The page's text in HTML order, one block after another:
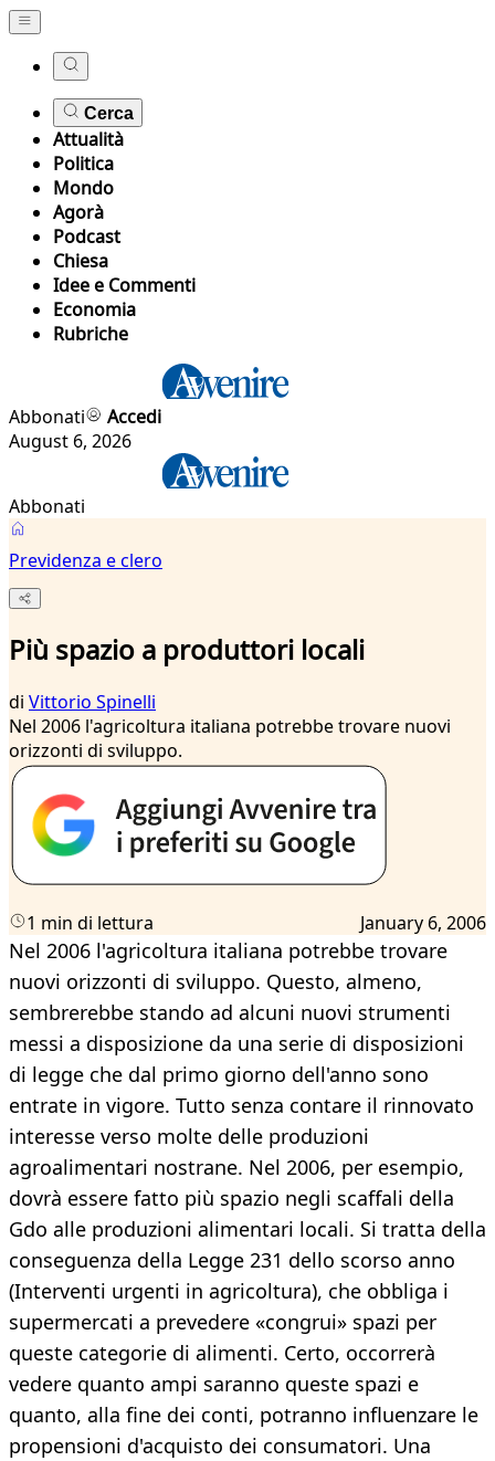
Cerca
Attualità
Politica
Mondo
Agorà
Podcast
Chiesa
Idee e Commenti
Economia
Rubriche
Abbonati
Accedi
August 6, 2026
Abbonati
Previdenza e clero
Più spazio a produttori locali
di Vittorio Spinelli
Nel 2006 l'agricoltura italiana potrebbe trovare nuovi
orizzonti di sviluppo.
1 min di lettura January 6, 2006
Nel 2006 l'agricoltura italiana potrebbe trovare
nuovi orizzonti di sviluppo. Questo, almeno,
sembrerebbe stando ad alcuni nuovi strumenti
messi a disposizione da una serie di disposizioni
di legge che dal primo giorno dell'anno sono
entrate in vigore. Tutto senza contare il rinnovato
interesse verso molte delle produzioni
agroalimentari nostrane. Nel 2006, per esempio,
dovrà essere fatto più spazio negli scaffali della
Gdo alle produzioni alimentari locali. Si tratta della
conseguenza della Legge 231 dello scorso anno
(Interventi urgenti in agricoltura), che obbliga i
supermercati a prevedere «congrui» spazi per
queste categorie di alimenti. Certo, occorrerà
vedere quanto ampi saranno queste spazi e
quanto, alla fine dei conti, potranno influenzare le
propensioni d'acquisto dei consumatori. Una